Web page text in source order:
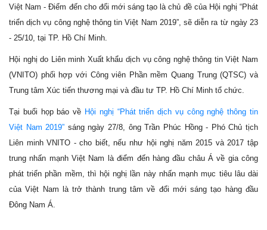
Việt Nam - Điểm đến cho đổi mới sáng tạo là chủ đề của Hội nghị “Phát
triển dịch vụ công nghệ thông tin Việt Nam 2019”, sẽ diễn ra từ ngày 23
- 25/10, tại TP. Hồ Chí Minh.
Hội nghị do Liên minh Xuất khẩu dịch vụ công nghệ thông tin Việt Nam
(VNITO) phối hợp với Công viên Phần mềm Quang Trung (QTSC) và
Trung tâm Xúc tiến thương mại và đầu tư TP. Hồ Chí Minh tổ chức.
Tại buổi họp báo về Hội nghị “Phát triển dịch vụ công nghệ thông tin
Việt Nam 2019” sáng ngày 27/8, ông Trần Phúc Hồng - Phó Chủ tịch
Liên minh VNITO - cho biết, nếu như hội nghị năm 2015 và 2017 tập
trung nhấn mạnh Việt Nam là điểm đến hàng đầu châu Á về gia công
phát triển phần mềm, thì hội nghị lần này nhấn mạnh mục tiêu lâu dài
của Việt Nam là trở thành trung tâm về đổi mới sáng tạo hàng đầu
Đông Nam Á.